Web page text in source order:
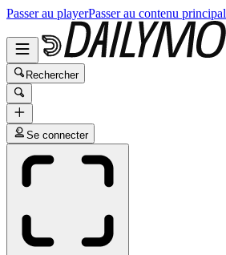
Passer au playerPasser au contenu principal
Rechercher
Se connecter